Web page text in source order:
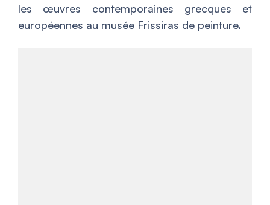
les œuvres contemporaines grecques et
européennes au musée Frissiras de peinture.